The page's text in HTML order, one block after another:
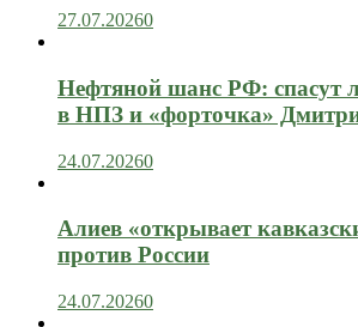
27.07.20260
Нефтяной шанс РФ: спасут
в НПЗ и «форточка»
24.07.20260
Алиев «открывает
против России
24.07.20260